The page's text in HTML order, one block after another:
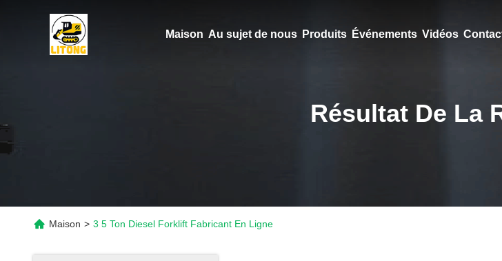
Maison Au sujet de nous Produits Événements Vidéos
Résultat De La
Maison > 3 5 Ton Diesel Forklift Fabricant En Ligne